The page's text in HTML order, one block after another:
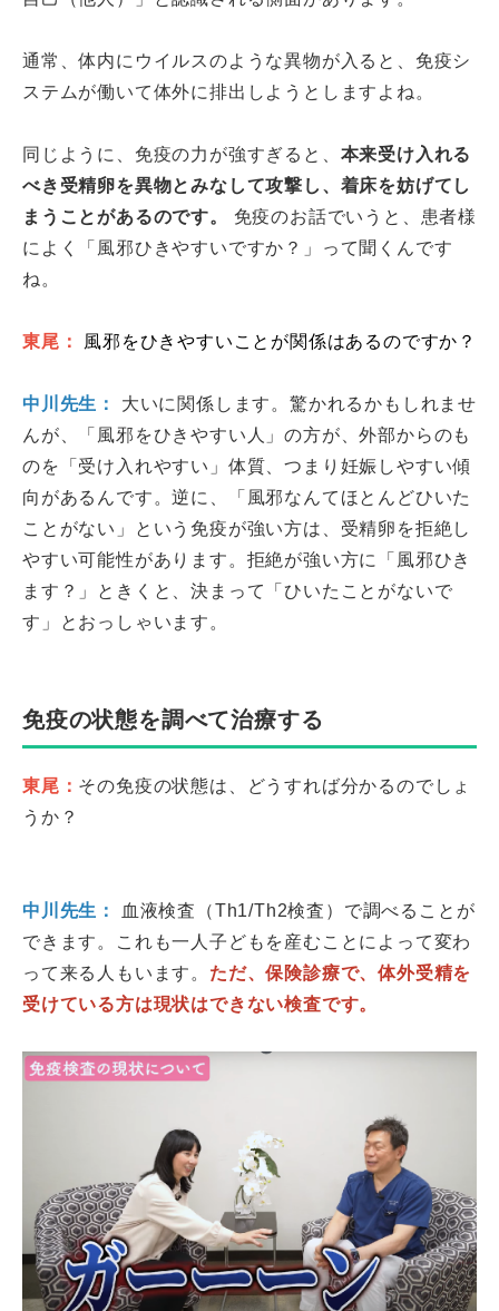
通常、体内にウイルスのような異物が入ると、免疫シ
ステムが働いて体外に排出しようとしますよね。
同じように、免疫の力が強すぎると、 本来受け入れる
べき受精卵を異物とみなして攻撃し、着床を妨げてし
まうことがあるのです。
免疫のお話でいうと、患者様
によく「風邪ひきやすいですか？」って聞くんです
ね。
東尾： 風邪をひきやすいことが関係はあるのですか？
中川先生：
大いに関係します。驚かれるかもしれませ
んが、「風邪をひきやすい人」の方が、外部からのも
のを「受け入れやすい」体質、つまり妊娠しやすい傾
向があるんです。逆に、「風邪なんてほとんどひいた
ことがない」という免疫が強い方は、受精卵を拒絶し
やすい可能性があります。拒絶が強い方に「風邪ひき
ます？」ときくと、決まって「ひいたことがないで
す」とおっしゃいます。
免疫の状態を調べて治療する
東尾： その免疫の状態は、どうすれば分かるのでしょ
うか？
中川先生：
血液検査（Th1/Th2検査）で調べることが
できます。これも一人子どもを産むことによって変わ
って来る人もいます。 ただ、保険診療で、体外受精を
受けている方は現状はできない検査です。